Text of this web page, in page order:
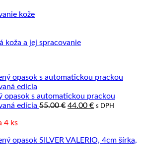
o
kožeŽiadne
Precízne
koža a jej spracovanieŽiadne
prírodná
a
jej
opasok s automatickou prackou
edícia 55.00€ Pôvodná
44.00 €Aktuálna
s DPH
4 ks